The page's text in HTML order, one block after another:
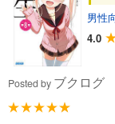
男性
4.0
Posted by ブクログ